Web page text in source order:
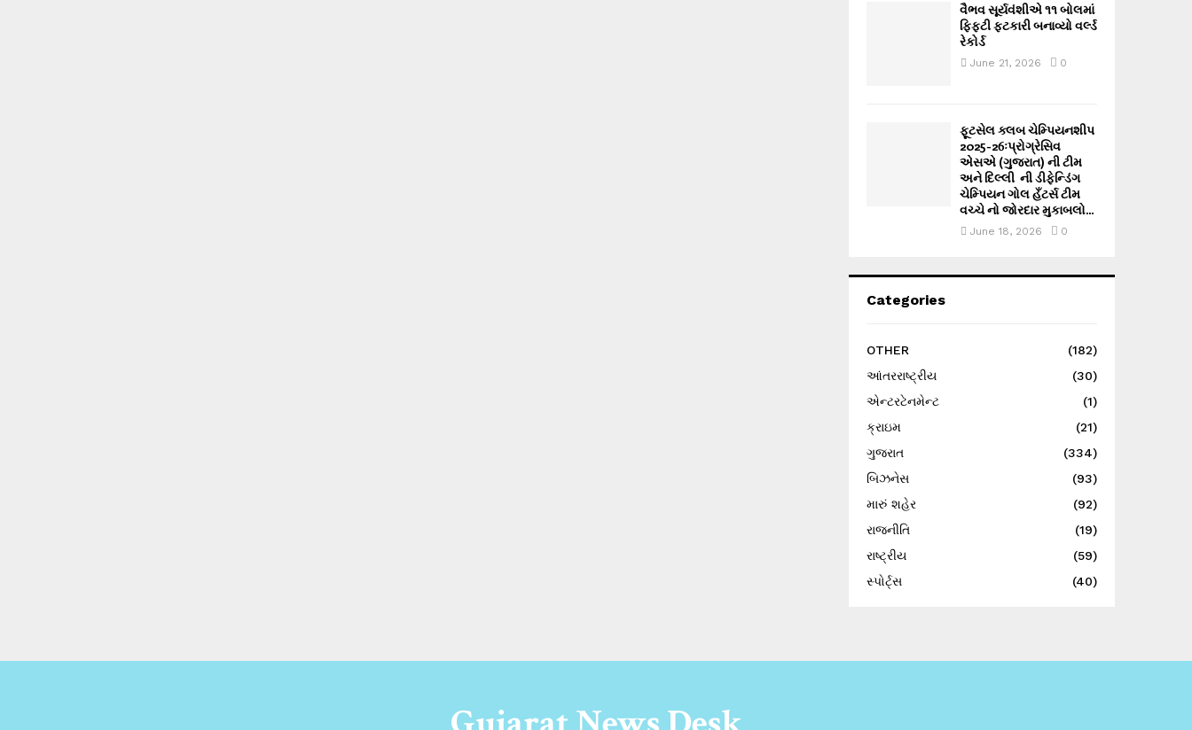
વૈભવ સૂર્યવંશીએ ૧૧ બોલમાં
ફિફ્ટી ફટકારી બનાવ્યો વર્લ્ડ
રેકોર્ડ
June 21, 2026 0
ફૂટસેલ ક્લબ ચેમ્પિયનશીપ
2025-26ઃપ્રોગ્રેસિવ
એસએ (ગુજરાત) ની ટીમ
અને દિલ્લી ની ડીફેન્ડિંગ
ચેમ્પિયન ગોલ હઁટર્સ ટીમ
વચ્ચે નો જોરદાર મુકાબલો...
June 18, 2026 0
Categories
OTHER
(182)
આંતરરાષ્ટ્રીય
(30)
એન્ટરટેનમેન્ટ
(1)
ક્રાઇમ
(21)
ગુજરાત
(334)
બિઝનેસ
(93)
મારું શહેર
(92)
રાજનીતિ
(19)
રાષ્ટ્રીય
(59)
સ્પોર્ટ્સ
(40)